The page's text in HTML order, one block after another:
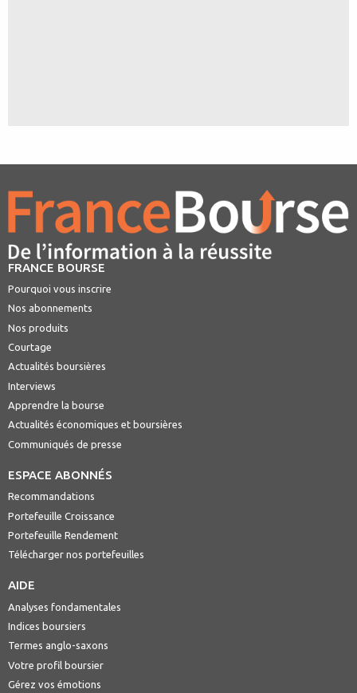
FRANCE BOURSE
Pourquoi vous inscrire
Nos abonnements
Nos produits
Courtage
Actualités boursières
Interviews
Apprendre la bourse
Actualités économiques et boursières
Communiqués de presse
ESPACE ABONNÉS
Recommandations
Portefeuille Croissance
Portefeuille Rendement
Télécharger nos portefeuilles
AIDE
Analyses fondamentales
Indices boursiers
Termes anglo-saxons
Votre profil boursier
Gérez vos émotions